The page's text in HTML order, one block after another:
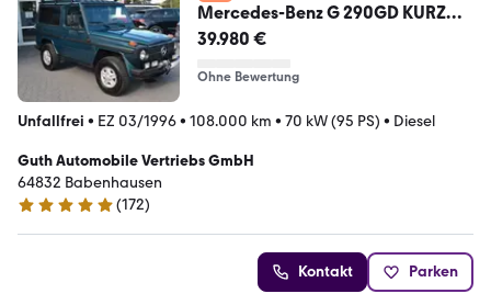
Mercedes-Benz G 290GD KURZ
mit H-Zulassung ab 5,49% Finz!
39.980 €
Ohne Bewertung
Unfallfrei • EZ 03/1996• 108.000 km • 70 kW (95 PS) • Diesel
Guth Automobile Vertriebs GmbH
64832 Babenhausen
4.8 Sterne
(172)
Kontakt Parken